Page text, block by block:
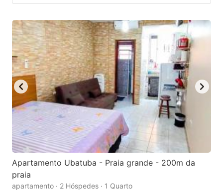
Apartamento Ubatuba - Praia grande - 200m da
praia
apartamento · 2 Hóspedes · 1 Quarto